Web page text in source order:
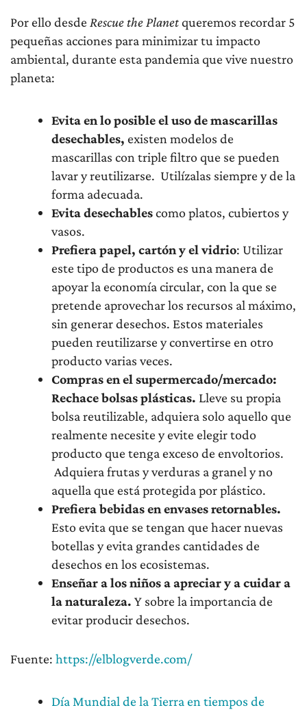
Por ello desde Rescue the Planetqueremos recordar 5
pequeñas acciones para minimizar tu impacto
ambiental, durante esta pandemia que vive nuestro
planeta:
Evita en lo posible el uso de mascarillas
desechables, existen modelos de
mascarillas con triple filtro que se pueden
lavar y reutilizarse. Utilízalas siempre y de la
forma adecuada.
Evita desechablescomo platos, cubiertos y
vasos.
Prefiera papel, cartón y el vidrio: Utilizar
este tipo de productos es una manera de
apoyar la economía circular, con la que se
pretende aprovechar los recursos al máximo,
sin generar desechos. Estos materiales
pueden reutilizarse y convertirse en otro
producto varias veces.
Compras en el supermercado/mercado:
Rechace bolsas plásticas. Lleve su propia
bolsa reutilizable, adquiera solo aquello que
realmente necesite y evite elegir todo
producto que tenga exceso de envoltorios.
Adquiera frutas y verduras a granel y no
aquella que está protegida por plástico.
Prefiera bebidas en envases retornables.
Esto evita que se tengan que hacer nuevas
botellas y evita grandes cantidades de
desechos en los ecosistemas.
Enseñar a los niños a apreciar y a cuidar a
la naturaleza. Y sobre la importancia de
evitar producir desechos.
Fuente: https://elblogverde.com/
Día Mundial de la Tierra en tiempos de